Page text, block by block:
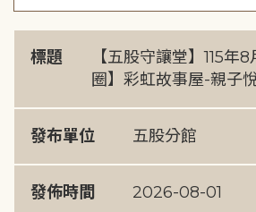
標題
【五股守讓堂】115年
圈】彩虹故事屋-親子
發布單位 五股分館
發佈時間 2026-08-01